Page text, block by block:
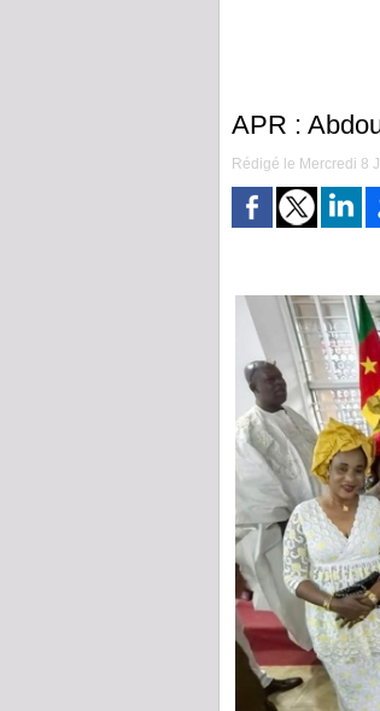
APR :
Rédigé le Mercredi 8